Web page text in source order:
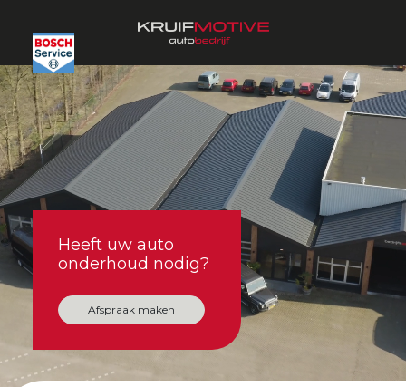
Heeft uw auto
onderhoud nodig?
Afspraak maken